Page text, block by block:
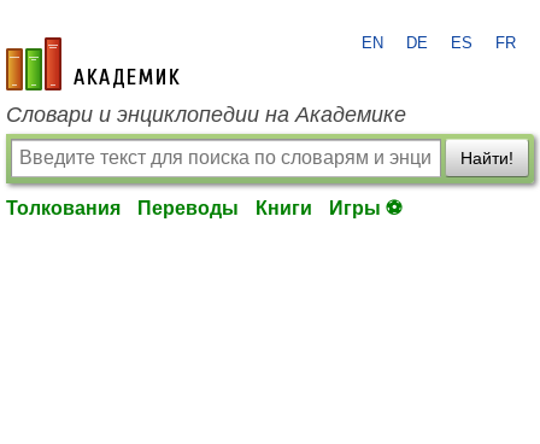
academic.ru
EN DE ES FR
Словари и энциклопедии на Академике
Найти!
Толкования Переводы Книги Игры ⚽